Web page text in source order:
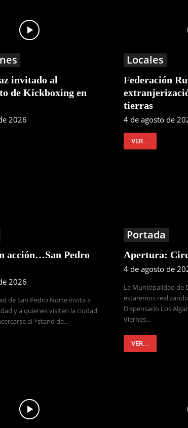
invitado al
de Kickboxing en
2026
Locales
Federación
tierras
4 de agosto de
VER...
acción…San Pedro
2026
de San Pedro Norte invita a
y a quienes visiten la ciudad
al *stand de...
Portada
Apertura:
4 de agosto de
La Municipalidad de
estaremos
Dispensario Los
Viernes...
VER...